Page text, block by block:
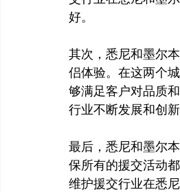
好。
其次，悉尼和墨尔
侣体验。在这两个
够满足客户对品质
行业不断发展和创
最后，悉尼和墨尔
保所有的援交活动
维护援交行业在悉